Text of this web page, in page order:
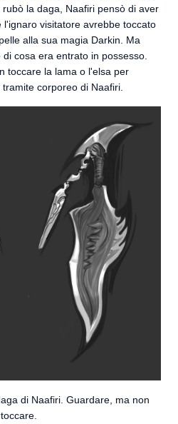
la daga, Naafiri pensò di aver
visitatore avrebbe toccato
alla sua magia Darkin. Ma
cosa era entrato in possesso.
toccare la lama o l'elsa per
corporeo di Naafiri.
di Naafiri. Guardare, ma non
toccare.